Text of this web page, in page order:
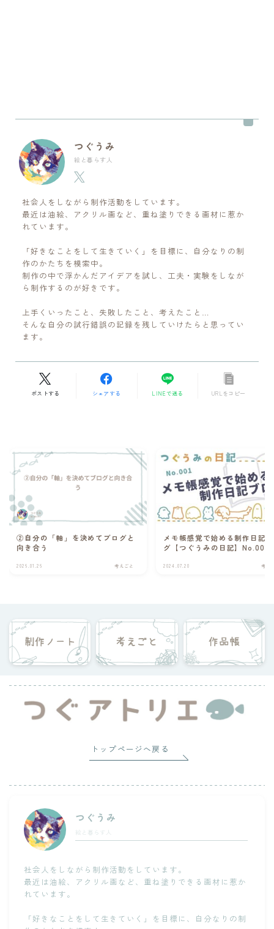
つぐうみ
絵と暮らす人
社会人をしながら制作活動をしています。
最近は油絵、アクリル画など、重ね塗りできる画材に惹か
れています。
「好きなことをして生きていく」を目標に、自分なりの制
作のかたちを模索中。
制作の中で浮かんだアイデアを試し、工夫・実験をしなが
ら制作するのが好きです。
上手くいったこと、失敗したこと、考えたこと…
そんな自分の試行錯誤の記録を残していけたらと思ってい
ます。
ポストする シェアする LINEで送る URLをコピー
②自分の「軸」を決めてブログと
向き合う
2026.01.26 考えごと
メモ帳感覚で始める制作日記
グ【つぐうみの日記】No.001
2024.07.20 考え
トップページへ戻る
つぐうみ
絵と暮らす人
社会人をしながら制作活動をしています。
最近は油絵、アクリル画など、重ね塗りできる画材に惹か
れています。
「好きなことをして生きていく」を目標に、自分なりの制